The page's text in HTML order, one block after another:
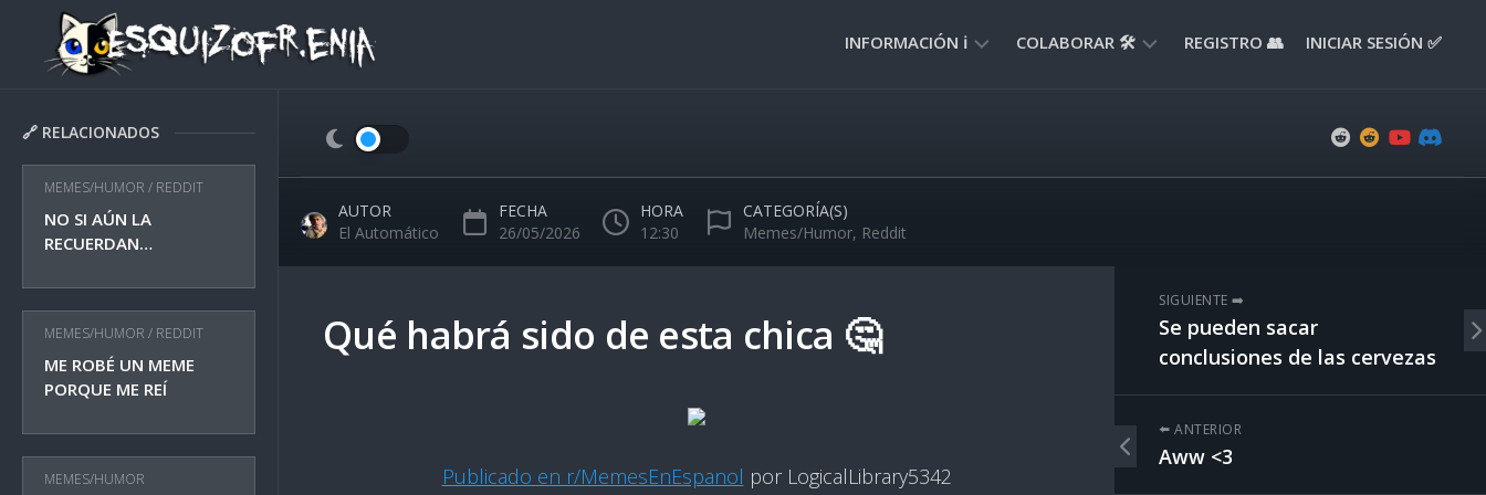
content
INFORMACIÓN ℹ️
NORMAS
USO
🚸
COLABORAR 🛠️ REGISTRO 👥 INICIAR SESIÓN ✅
🔗 RELACIONADOS
MEMES/HUMOR / REDDIT
NO SI AÚN LA
RECUERDAN…
MEMES/HUMOR / REDDIT
ME ROBÉ UN MEME
PORQUE ME REÍ
MEMES/HUMOR
AUTOR
El Automático
FECHA
26/05/2026
HORA
12:30
CATEGORÍA(S)
Memes/Humor, Reddit
Qué habrá sido de esta chica 🤔
Publicado en r/MemesEnEspanol por LogicalLibrary5342
SIGUIENTE ➡️
Se pueden sacar
conclusiones de las cervezas
⬅️ ANTERIOR
Aww <3